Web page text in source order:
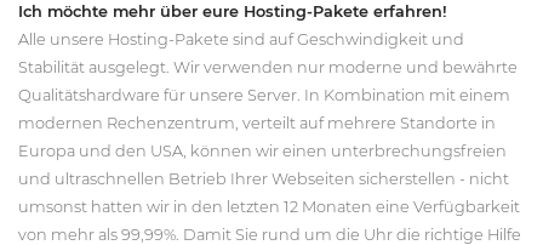
Ich möchte mehr über eure Hosting-Pakete erfahren!
Alle unsere Hosting-Pakete sind auf Geschwindigkeit und
Stabilität ausgelegt. Wir verwenden nur moderne und bewährte
Qualitätshardware für unsere Server. In Kombination mit einem
modernen Rechenzentrum, verteilt auf mehrere Standorte in
Europa und den USA, können wir einen unterbrechungsfreien
und ultraschnellen Betrieb Ihrer Webseiten sicherstellen - nicht
umsonst hatten wir in den letzten 12 Monaten eine Verfügbarkeit
von mehr als 99,99%. Damit Sie rund um die Uhr die richtige Hilfe